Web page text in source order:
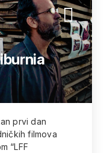
prvi dan
filmova
“LFF